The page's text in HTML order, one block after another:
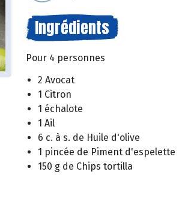
Ingrédients
Pour 4 personnes
2 Avocat
1 Citron
1 échalote
1 Ail
6 c. à s. de Huile d'olive
1 pincée de Piment d'espelette
150 g de Chips tortilla